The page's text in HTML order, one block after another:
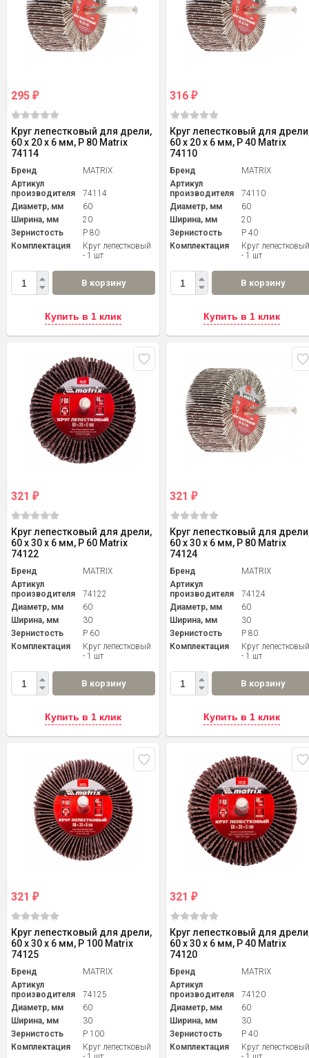
295 ₽
Круг лепестковый для дрели,
60 х 20 х 6 мм, P 80 Matrix
74114
Бренд
MATRIX
Артикул
производителя
74114
Диаметр, мм
60
Ширина, мм
20
Зернистость
P 80
Комплектация
Круг лепестковый
- 1 шт
В корзину
Купить в 1 клик
316₽
Круг лепестковый для
60 х 20 х 6 мм, P 40 Matrix
74110
Бренд
MATRIX
Артикул
производителя
74110
Диаметр, мм
60
Ширина, мм
20
Зернистость
P 40
Комплектация
Круг
- 1 шт
В корзину
Купить в 1 клик
321 ₽
Круг лепестковый для дрели,
60 х 30 х 6 мм, P 60 Matrix
74122
Бренд
MATRIX
Артикул
производителя
74122
Диаметр, мм
60
Ширина, мм
30
Зернистость
P 60
Комплектация
Круг лепестковый
- 1 шт
В корзину
Купить в 1 клик
321₽
Круг лепестковый для
60 х 30 х 6 мм, P 80 Matrix
74124
Бренд
MATRIX
Артикул
производителя
74124
Диаметр, мм
60
Ширина, мм
30
Зернистость
P 80
Комплектация
Круг
- 1 шт
В корзину
Купить в 1 клик
321 ₽
Круг лепестковый для дрели,
60 х 30 х 6 мм, Р 100 Matrix
74125
Бренд
MATRIX
Артикул
производителя
74125
Диаметр, мм
60
Ширина, мм
30
Зернистость
P 100
Комплектация
Круг лепестковый
321₽
Круг лепестковый для
60 х 30 х 6 мм, P 40 Matrix
74120
Бренд
MATRIX
Артикул
производителя
74120
Диаметр, мм
60
Ширина, мм
30
Зернистость
P 40
Комплектация
Круг